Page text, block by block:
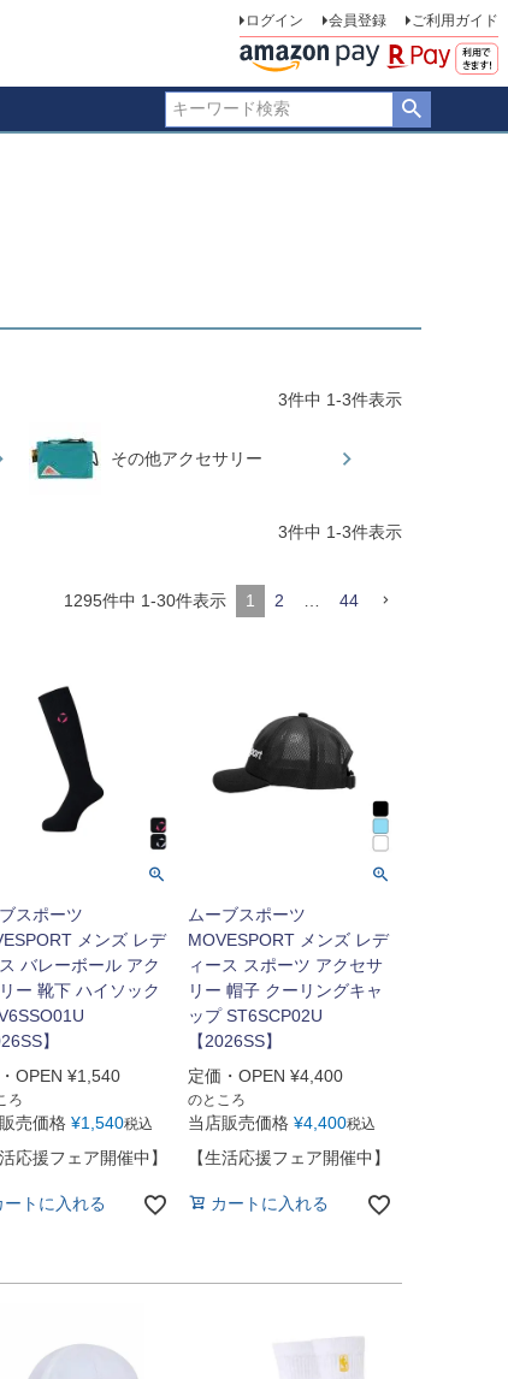
ログイン 会員登録 ご利用ガイド
3件中 1-3件表示
その他アクセサリー
3件中 1-3件表示
1295件中 1-30件表示 1 2 44
スポーツ
メンズ レデ
バレーボール アク
ー 靴下 ハイソック
】
OPEN ¥1,540
ろ
売価格 ¥1,540税込
活応援フェア開催中】
ートに入れる
ムーブスポーツ
MOVESPORT メンズ レデ
ィース スポーツ アクセサ
リー 帽子 クーリングキャ
ップ ST6SCP02U
【2026SS】
定価・OPEN ¥4,400
のところ
当店販売価格 ¥4,400税込
【生活応援フェア開催中】
カートに入れる